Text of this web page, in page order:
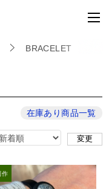
BRACELET
在庫あり商品一覧